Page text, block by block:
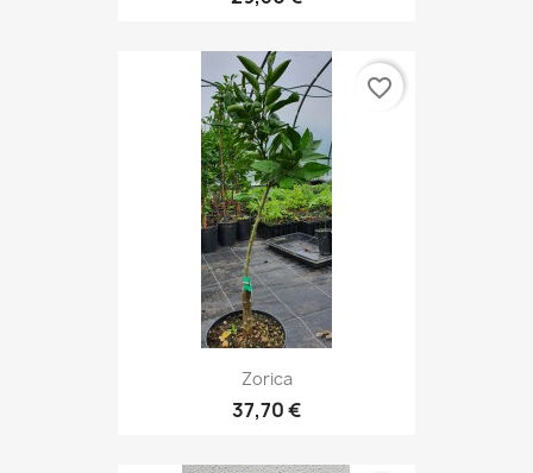
Zorica
37,70 €
favorite_border